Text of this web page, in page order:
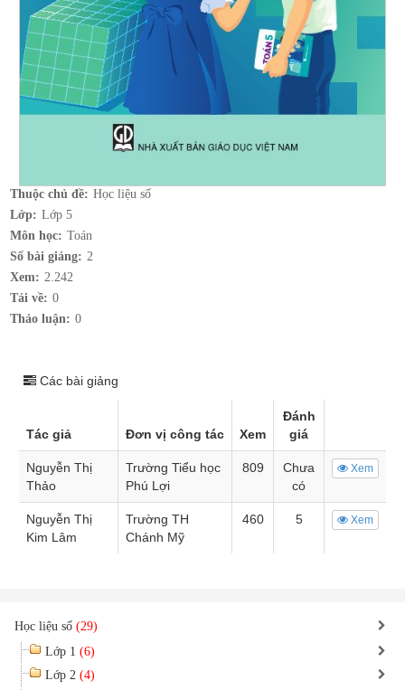
Thuộc chủ đề: Học liệu số
Lớp: Lớp 5
Môn học: Toán
Số bài giảng: 2
Xem: 2.242
Tải về: 0
Thảo luận: 0
Các bài giảng
Tác giả Đơn vị công tác Xem
Đánh
giá
Nguyễn Thị
Thảo
Trường Tiểu học
Phú Lợi
809
Chưa
có
Xem
Nguyễn Thị
Kim Lâm
Trường TH
Chánh Mỹ
460 5 Xem
Học liệu số (29)
Lớp 1 (6)
Lớp 2 (4)